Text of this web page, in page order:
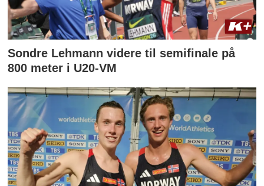
Sondre Lehmann videre til semifinale på
800 meter i U20-VM